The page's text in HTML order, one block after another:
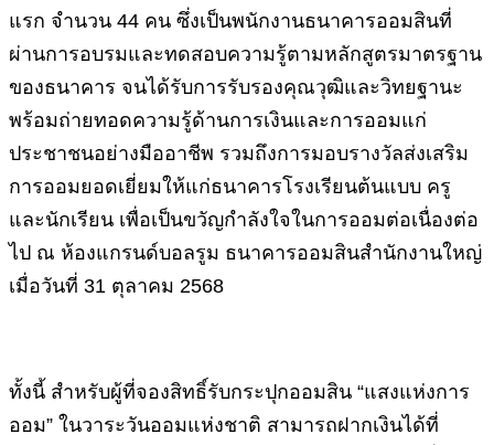
แรก จำนวน 44 คน ซึ่งเป็นพนักงานธนาคารออมสินที่
ผ่านการอบรมและทดสอบความรู้ตามหลักสูตรมาตรฐาน
ของธนาคาร จนได้รับการรับรองคุณวุฒิและวิทยฐานะ
พร้อมถ่ายทอดความรู้ด้านการเงินและการออมแก่
ประชาชนอย่างมืออาชีพ รวมถึงการมอบรางวัลส่งเสริม
การออมยอดเยี่ยมให้แก่ธนาคารโรงเรียนต้นแบบ ครู
และนักเรียน เพื่อเป็นขวัญกำลังใจในการออมต่อเนื่องต่อ
ไป ณ ห้องแกรนด์บอลรูม ธนาคารออมสินสำนักงานใหญ่
เมื่อวันที่ 31 ตุลาคม 2568
ทั้งนี้ สำหรับผู้ที่จองสิทธิ์รับกระปุกออมสิน “แสงแห่งการ
ออม” ในวาระวันออมแห่งชาติ สามารถฝากเงินได้ที่